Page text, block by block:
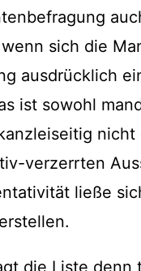
sich die
ausdrücklich
ist sowohl
nicht
verzerrten
ließe
die Liste denn